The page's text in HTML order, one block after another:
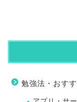
勉強法・おす